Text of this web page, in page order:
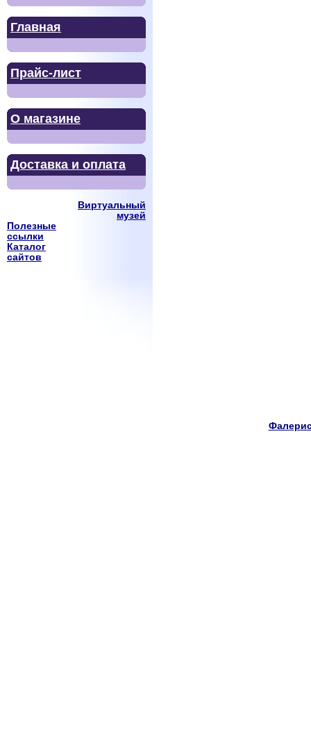
Главная
Прайс-лист
О магазине
Доставка и оплата
Виртуальный
музей
Полезные
ссылки
Каталог
сайтов